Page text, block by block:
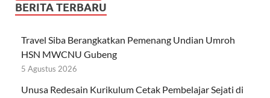
BERITA TERBARU
Travel Siba Berangkatkan Pemenang Undian Umroh
HSN MWCNU Gubeng
5 Agustus 2026
Unusa Redesain Kurikulum Cetak Pembelajar Sejati di